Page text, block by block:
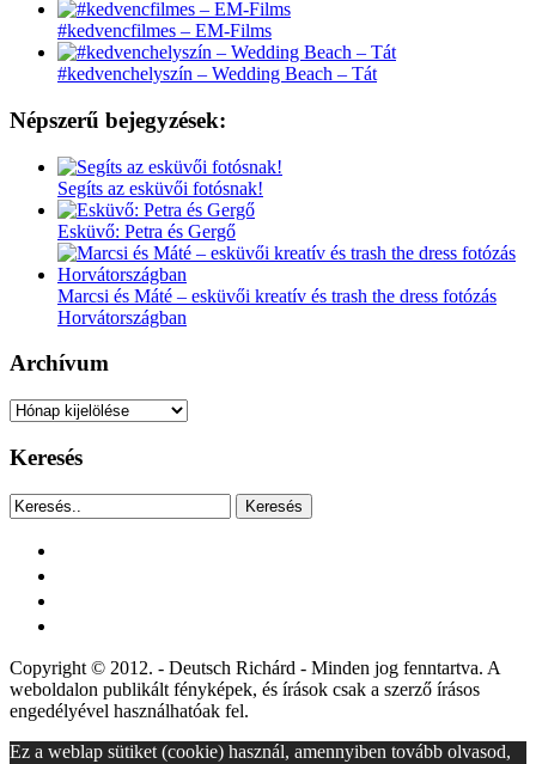
#kedvencfilmes – EM-Films
#kedvenchelyszín – Wedding Beach – Tát
Népszerű bejegyzések:
Segíts az esküvői fotósnak!
Esküvő: Petra és Gergő
Marcsi és Máté – esküvői kreatív és trash the dress fotózás
Horvátországban
Archívum
Archívum
Keresés
Keresés
Copyright © 2012. - Deutsch Richárd - Minden jog fenntartva. A
weboldalon publikált fényképek, és írások csak a szerző írásos
engedélyével használhatóak fel.
Ez a weblap sütiket (cookie) használ, amennyiben tovább olvasod,